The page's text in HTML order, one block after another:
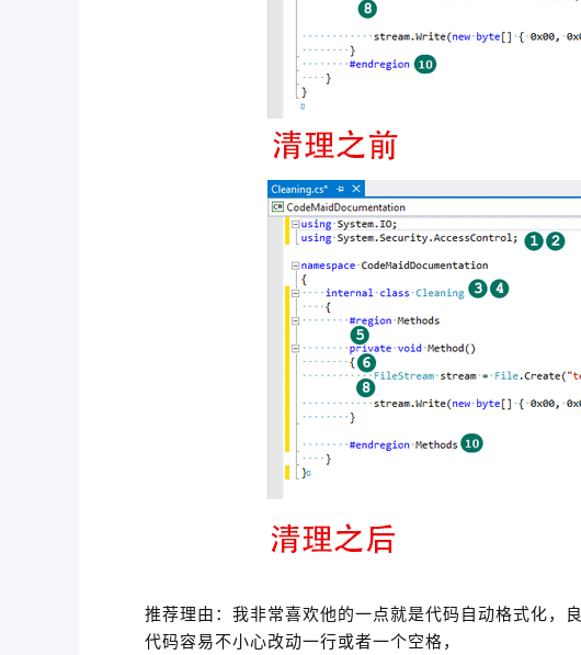
推荐理由：我非常喜欢他的一点就是代码自动格式化，
代码容易不小心改动一行或者一个空格，